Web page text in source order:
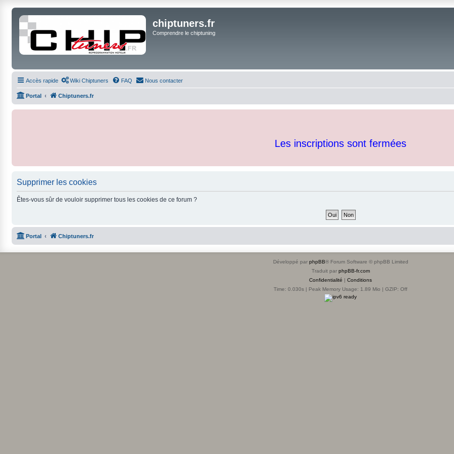
chiptuners.fr
Comprendre le chiptuning
Accès rapide Wiki Chiptuners FAQ Nous contacter
Portal Chiptuners.fr
Les inscriptions sont fermées
Supprimer les cookies
Êtes-vous sûr de vouloir supprimer tous les cookies de ce forum ?
Portal Chiptuners.fr
Développé par phpBB® Forum Software © phpBB Limited
Traduit par phpBB-fr.com
Confidentialité | Conditions
Time: 0.030s | Peak Memory Usage: 1.89 Mio | GZIP: Off